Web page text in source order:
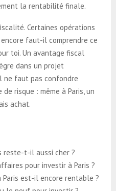
la rentabilité finale.
Certaines opérations
faut-il comprendre ce
toi. Un avantage fiscal
dans un projet
ne faut pas confondre
risque : même à Paris, un
achat.
reste-t-il aussi cher ?
pour investir à Paris ?
est-il encore rentable ?